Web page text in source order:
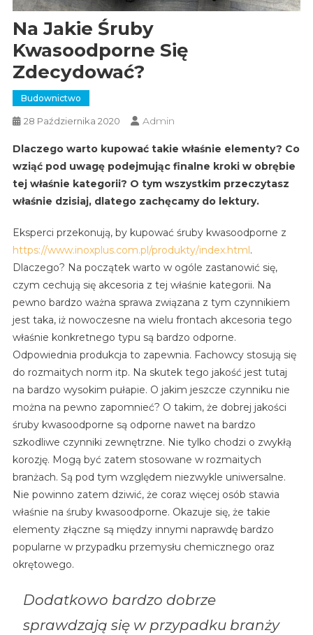
Na Jakie Śruby
Kwasoodporne Się
Zdecydować?
Budownictwo
28 Października 2020 Admin
Dlaczego warto kupować takie właśnie elementy? Co
wziąć pod uwagę podejmując finalne kroki w obrębie
tej właśnie kategorii? O tym wszystkim przeczytasz
właśnie dzisiaj, dlatego zachęcamy do lektury.
Eksperci przekonują, by kupować śruby kwasoodporne z
https://www.inoxplus.com.pl/produkty/index.html .
Dlaczego? Na początek warto w ogóle zastanowić się,
czym cechują się akcesoria z tej właśnie kategorii. Na
pewno bardzo ważna sprawa związana z tym czynnikiem
jest taka, iż nowoczesne na wielu frontach akcesoria tego
właśnie konkretnego typu są bardzo odporne.
Odpowiednia produkcja to zapewnia. Fachowcy stosują się
do rozmaitych norm itp. Na skutek tego jakość jest tutaj
na bardzo wysokim pułapie. O jakim jeszcze czynniku nie
można na pewno zapomnieć? O takim, że dobrej jakości
śruby kwasoodporne są odporne nawet na bardzo
szkodliwe czynniki zewnętrzne. Nie tylko chodzi o zwykłą
korozję. Mogą być zatem stosowane w rozmaitych
branżach. Są pod tym względem niezwykle uniwersalne.
Nie powinno zatem dziwić, że coraz więcej osób stawia
właśnie na śruby kwasoodporne. Okazuje się, że takie
elementy złączne są między innymi naprawdę bardzo
popularne w przypadku przemysłu chemicznego oraz
okrętowego.
Dodatkowo bardzo dobrze
sprawdzają się w przypadku branży